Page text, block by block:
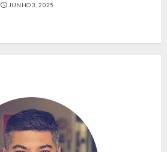
JUNHO 3, 2025